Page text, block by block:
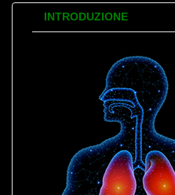
INTRODUZIONE